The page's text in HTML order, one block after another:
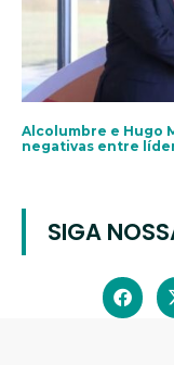
Alcolumbre e Hugo
negativas entre
SIGA